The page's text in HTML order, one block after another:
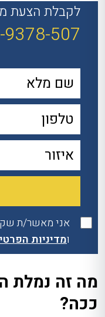
לקבלת הצעת
9378-507
אני מאשר/ת
ומדיניות
מה זה נמלת
ככה?